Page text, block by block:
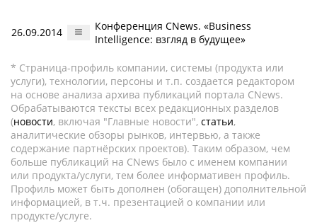
26.09.2014
Конференция CNews. «Business
Intelligence: взгляд в будущее»
* Страница-профиль компании, системы (продукта или
услуги), технологии, персоны и т.п. создается редактором
на основе анализа архива публикаций портала CNews.
Обрабатываются тексты всех редакционных разделов
(новости, включая "Главные новости", статьи,
аналитические обзоры рынков, интервью, а также
содержание партнёрских проектов). Таким образом, чем
больше публикаций на CNews было с именем компании
или продукта/услуги, тем более информативен профиль.
Профиль может быть дополнен (обогащен) дополнительной
информацией, в т.ч. презентацией о компании или
продукте/услуге.